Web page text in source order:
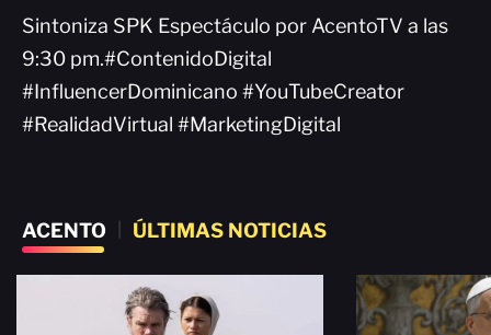
Sintoniza SPK Espectáculo por AcentoTV a las
9:30 pm.#ContenidoDigital
#InfluencerDominicano #YouTubeCreator
#RealidadVirtual #MarketingDigital
ACENTO ÚLTIMAS NOTICIAS